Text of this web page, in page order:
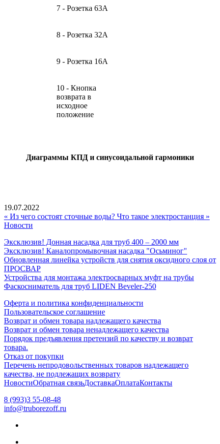
7 - Розетка 63А
8 - Розетка 32А
9 - Розетка 16А
10 - Кнопка
возврата в
исходное
положение
Диаграммы КПД и синусоидальной гармоники
19.07.2022
« Из чего состоят сточные воды? Что такое электростанция »
Новости
Эксклюзив! Донная насадка для труб 400 – 2000 мм
Эксклюзив! Каналопромывочная насадка "Осьминог"
Обновленная линейка устройств для снятия оксидного слоя от
ПРОСВАР
Устройства для монтажа электросварных муфт на трубы
Фаскосниматель для труб LIDEN Beveler-250
Оферта и политика конфиденциальности
Пользовательское соглашение
Возврат и обмен товара надлежащего качества
Возврат и обмен товара ненадлежащего качества
Порядок предъявления претензий по качеству и возврат
товара.
Отказ от покупки
Перечень непродовольственных товаров надлежащего
качества, не подлежащих возврату
НовостиОбратная связьДоставкаОплатаКонтакты
8 (993)3 55-08-48
info@truborezoff.ru